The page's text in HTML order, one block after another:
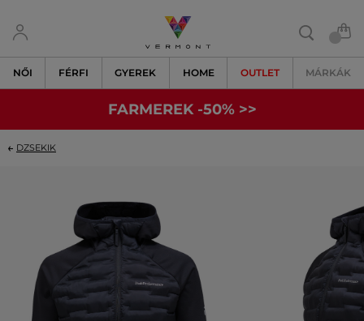
NŐI FÉRFI GYEREK HOME OUTLET MÁRKÁK
FARMEREK -50% >>
DZSEKIK